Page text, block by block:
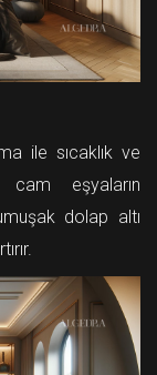
ile sıcaklık ve
cam eşyaların
dolap altı